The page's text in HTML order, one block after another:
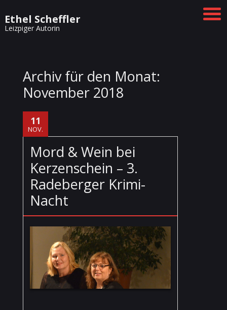
Ethel Scheffler
Leizpiger Autorin
Archiv für den Monat:
November 2018
11
NOV.
Mord & Wein bei
Kerzenschein – 3.
Radeberger Krimi-
Nacht